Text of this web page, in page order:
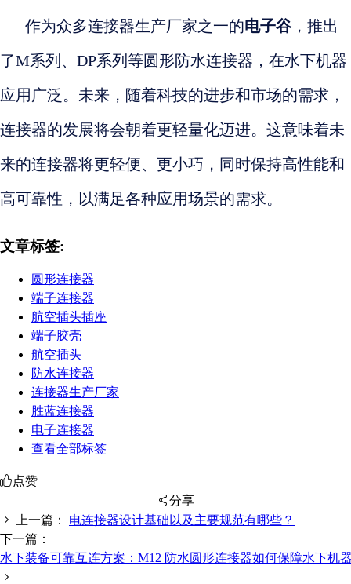
作为众多连接器生产厂家之一的电子谷，推出
了M系列、DP系列等圆形防水连接器，在水下机器
应用广泛 。 未来，随着科技的进步和市场的需求，
连接器的发展将会朝着更轻量化迈进。这意味着未
来的连接器将更轻便、更小巧，同时保持高性能和
高可靠性，以满足各种应用场景的需求。
文章标签:
圆形连接器
端子连接器
航空插头插座
端子胶壳
航空插头
防水连接器
连接器生产厂家
胜蓝连接器
电子连接器
查看全部标签
点赞
分享
上一篇： 电连接器设计基础以及主要规范有哪些？
下一篇：
水下装备可靠互连方案：M12 防水圆形连接器如何保障水下机